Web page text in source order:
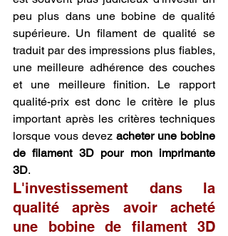
peu plus dans une bobine de qualité
supérieure. Un filament de qualité se
traduit par des impressions plus fiables,
une meilleure adhérence des couches
et une meilleure finition. Le rapport
qualité-prix est donc le critère le plus
important après les critères techniques
lorsque vous devez acheter une bobine
de filament 3D pour mon imprimante
3D.
L'investissement dans la
qualité après avoir acheté
une bobine de filament 3D